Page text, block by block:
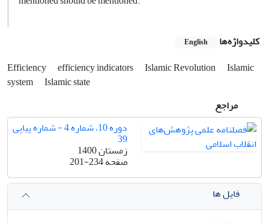
کلیدواژه‌ها English
Efficiency efficiency indicators Islamic Revolution
Islamic
system
Islamic state
مراجع
دوره 10، شماره 4 - شماره پیاپی
39
زمستان 1400
صفحه201-234
فایل ها